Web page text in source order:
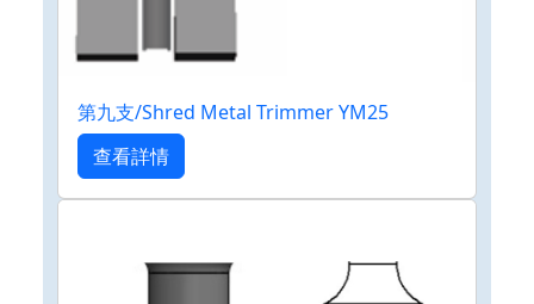
第九支/Shred Metal Trimmer YM25
查看詳情